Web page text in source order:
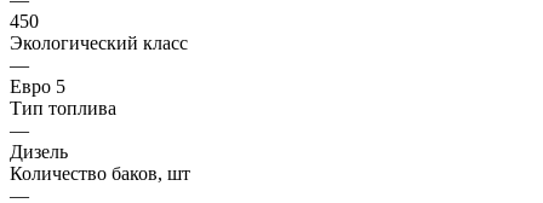
450
Экологический класс
—
Евро 5
Тип топлива
—
Дизель
Количество баков, шт
—